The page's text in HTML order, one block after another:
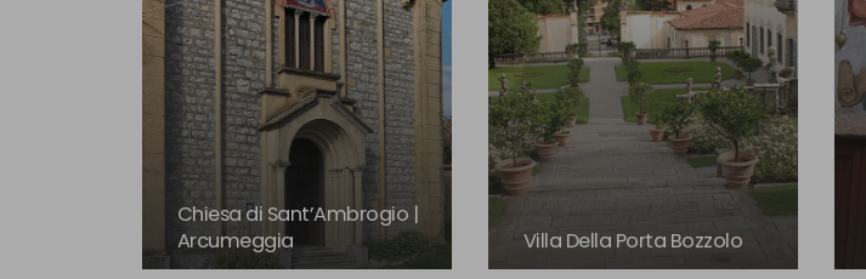
Chiesa di Sant’Ambrogio |
Arcumeggia
Villa Della Porta Bozzolo